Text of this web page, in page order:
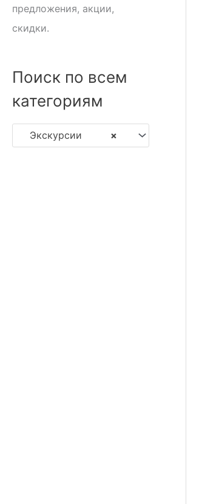
предложения, акции,
скидки.
Поиск по всем
категориям
×
Экскурсии